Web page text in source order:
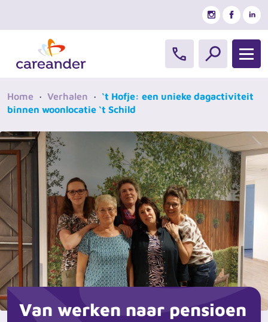
Home · Verhalen ·
‘t Hofje: een unieke dagactiviteit
binnen woonlocatie ‘t Schild
Van werken naar pensioen